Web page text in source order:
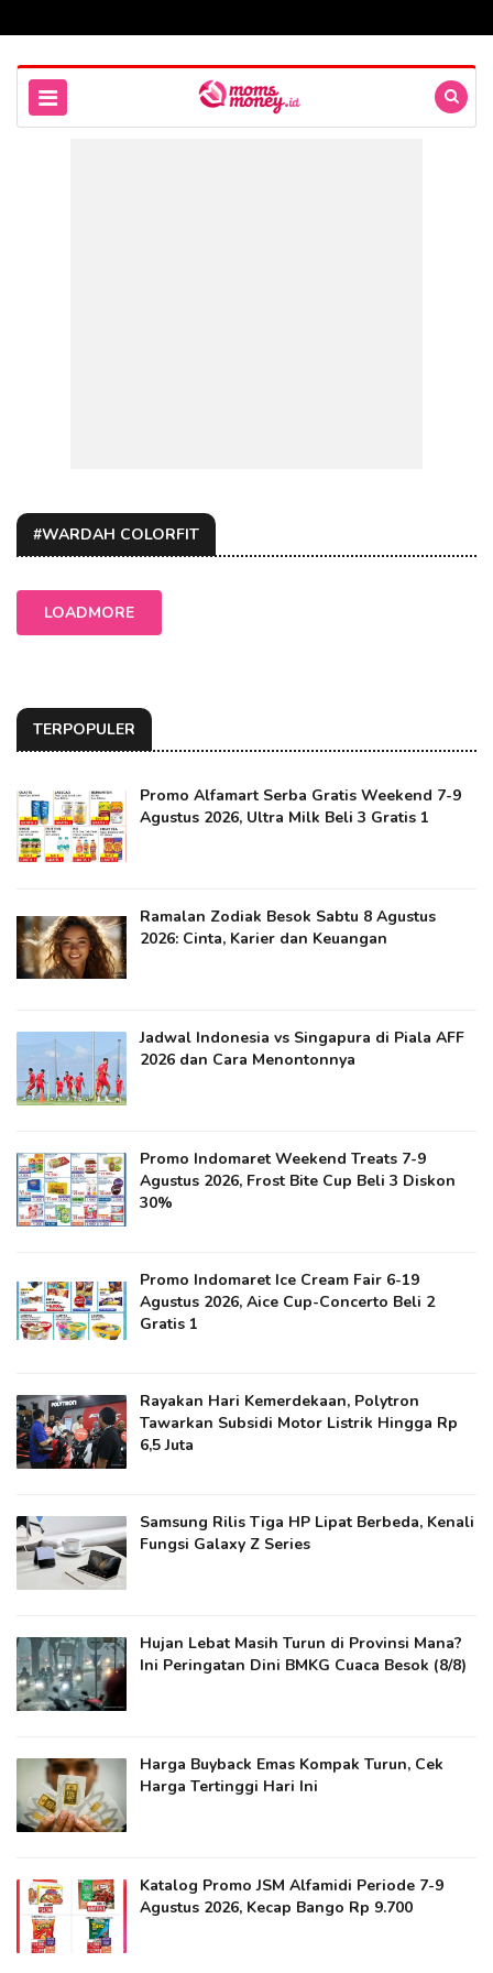
#WARDAH COLORFIT
LOADMORE
TERPOPULER
Promo Alfamart Serba Gratis Weekend 7-9
Agustus 2026, Ultra Milk Beli 3 Gratis 1
Ramalan Zodiak Besok Sabtu 8 Agustus
2026: Cinta, Karier dan Keuangan
Jadwal Indonesia vs Singapura di Piala AFF
2026 dan Cara Menontonnya
Promo Indomaret Weekend Treats 7-9
Agustus 2026, Frost Bite Cup Beli 3 Diskon
30%
Promo Indomaret Ice Cream Fair 6-19
Agustus 2026, Aice Cup-Concerto Beli 2
Gratis 1
Rayakan Hari Kemerdekaan, Polytron
Tawarkan Subsidi Motor Listrik Hingga Rp
6,5 Juta
Samsung Rilis Tiga HP Lipat Berbeda, Kenali
Fungsi Galaxy Z Series
Hujan Lebat Masih Turun di Provinsi Mana?
Ini Peringatan Dini BMKG Cuaca Besok (8/8)
Harga Buyback Emas Kompak Turun, Cek
Harga Tertinggi Hari Ini
Katalog Promo JSM Alfamidi Periode 7-9
Agustus 2026, Kecap Bango Rp 9.700